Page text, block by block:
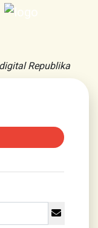
Republika